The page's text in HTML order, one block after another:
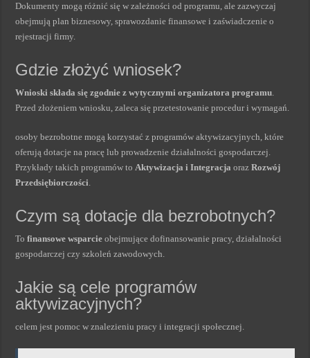
Dokumenty mogą różnić się w zależności od programu, ale zazwyczaj
obejmują plan biznesowy, sprawozdanie finansowe i zaświadczenie o
rejestracji firmy.
Gdzie złożyć wniosek?
Wnioski składa się zgodnie z wytycznymi organizatora programu.
Przed złożeniem wniosku, zaleca się przetestowanie procedur i wymagań.
osoby bezrobotne mogą korzystać z programów aktywizacyjnych, które
oferują dotacje na pracę lub prowadzenie działalności gospodarczej.
Przykłady takich programów toAktywizacja i Integracja orazRozwój
Przedsiębiorczości.
Czym są dotacje dla bezrobotnych?
Tofinansowe wsparcie obejmujące dofinansowanie pracy, działalności
gospodarczej czy szkoleń zawodowych.
Jakie są cele programów
aktywizacyjnych?
celem jest pomoc w znalezieniu pracy i integracji społecznej.